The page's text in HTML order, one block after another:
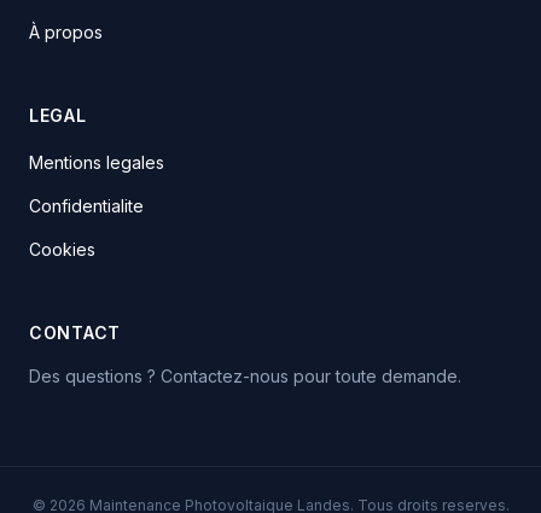
À propos
LEGAL
Mentions legales
Confidentialite
Cookies
CONTACT
Des questions ? Contactez-nous pour toute demande.
© 2026 Maintenance Photovoltaique Landes. Tous droits reserves.